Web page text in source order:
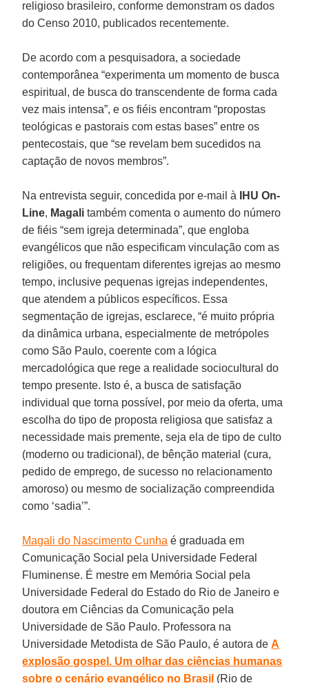
religioso brasileiro, conforme demonstram os dados
do Censo 2010, publicados recentemente.
De acordo com a pesquisadora, a sociedade
contemporânea “experimenta um momento de busca
espiritual, de busca do transcendente de forma cada
vez mais intensa”, e os fiéis encontram “propostas
teológicas e pastorais com estas bases” entre os
pentecostais, que “se revelam bem sucedidos na
captação de novos membros”.
Na entrevista seguir, concedida por e-mail à
IHU On-
Line, Magalitambém comenta o aumento do número
de fiéis “sem igreja determinada”, que engloba
evangélicos que não especificam vinculação com as
religiões, ou frequentam diferentes igrejas ao mesmo
tempo, inclusive pequenas igrejas independentes,
que atendem a públicos específicos. Essa
segmentação de igrejas, esclarece, “é muito própria
da dinâmica urbana, especialmente de metrópoles
como São Paulo, coerente com a lógica
mercadológica que rege a realidade sociocultural do
tempo presente. Isto é, a busca de satisfação
individual que torna possível, por meio da oferta, uma
escolha do tipo de proposta religiosa que satisfaz a
necessidade mais premente, seja ela de tipo de culto
(moderno ou tradicional), de bênção material (cura,
pedido de emprego, de sucesso no relacionamento
amoroso) ou mesmo de socialização compreendida
como ‘sadia’”.
Magali do Nascimento Cunha é graduada em
Comunicação Social pela Universidade Federal
Fluminense. É mestre em Memória Social pela
Universidade Federal do Estado do Rio de Janeiro e
doutora em Ciências da Comunicação pela
Universidade de São Paulo. Professora na
Universidade Metodista de São Paulo, é autora deA
explosão gospel. Um olhar das ciências humanas
sobre o cenário evangélico no Brasil (Rio de